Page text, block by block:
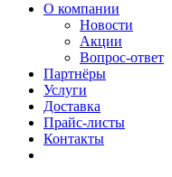
О компании
Новости
Акции
Вопрос-ответ
Партнёры
Услуги
Доставка
Прайс-листы
Контакты